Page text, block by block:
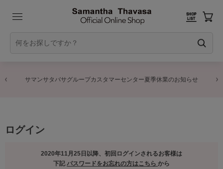
サマンサタバサグループカスタマーセンター夏季休業のお知らせ
ログイン
2020年11月25日以降、初回ログインされるお客様は
下記パスワードをお忘れの方はこちら から